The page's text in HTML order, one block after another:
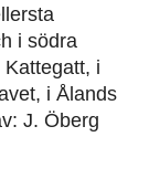
i södra
i
i Ålands
J. Öberg